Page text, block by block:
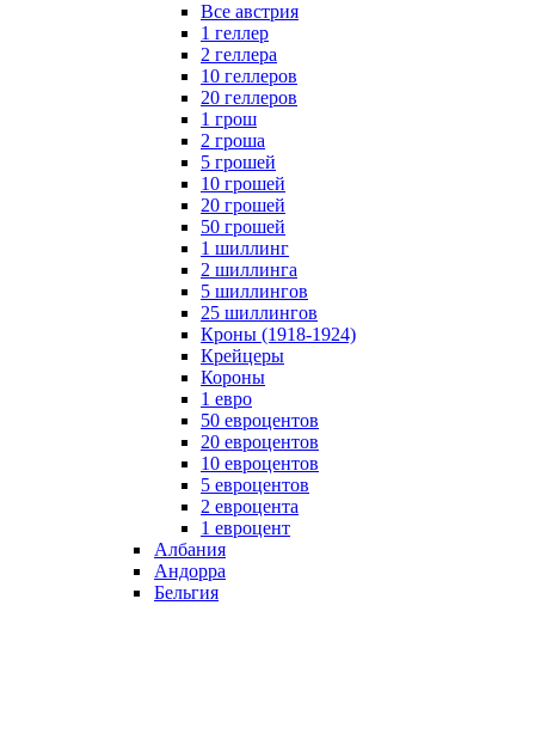
Все австрия
1 геллер
2 геллера
10 геллеров
20 геллеров
1 грош
2 гроша
5 грошей
10 грошей
20 грошей
50 грошей
1 шиллинг
2 шиллинга
5 шиллингов
25 шиллингов
Кроны (1918-1924)
Крейцеры
Короны
1 евро
50 евроцентов
20 евроцентов
10 евроцентов
5 евроцентов
2 евроцента
1 евроцент
Албания
Андорра
Бельгия